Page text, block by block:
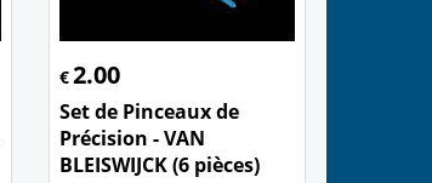
€2.00
Set de Pinceaux de
Précision - VAN
BLEISWIJCK (6 pièces)